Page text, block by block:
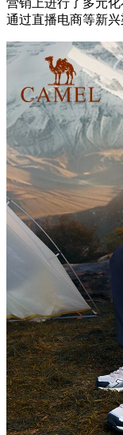
营销上进行了多元
通过直播电商等新兴